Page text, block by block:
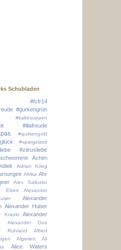
Schubladen
#fcfr14
#gurkengrün
#kaltesuppen
#lilafreude
#quittengold
#spargelzeit
#zitrusliebe
Achim
Adrian Krieg
Afrika Ahr
Alex Sallustio
Ebert
Alexander
Alexander
Alexander Huber
Krankl
Alexander
Alexander Oos
Ruhland
Alfred
Algerien
Ali
Alice Waters